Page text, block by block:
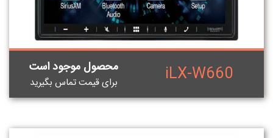
iLX-W660 محصول موجود است
برای قيمت تماس بگيريد